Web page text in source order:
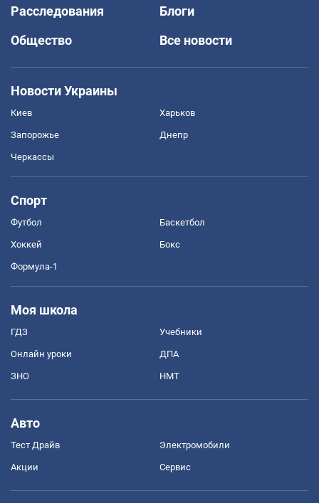
Расследования
Блоги
Общество
Все новости
Новости Украины
Киев Харьков
Запорожье Днепр
Черкассы
Спорт
Футбол Баскетбол
Хоккей Бокс
Формула-1
Моя школа
ГДЗ Учебники
Онлайн уроки ДПА
ЗНО НМТ
Авто
Тест Драйв Электромобили
Акции Сервис